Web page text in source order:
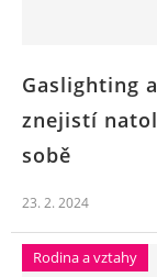
Gaslighting
znejistí
sobě
23. 2. 2024
Rodina a vztahy